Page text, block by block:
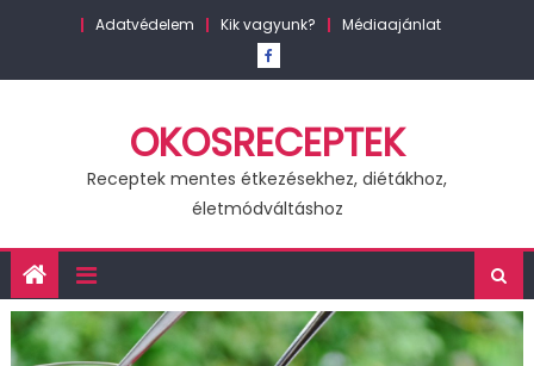
Adatvédelem Kik vagyunk? Médiaajánlat
OKOSRECEPTEK
Receptek mentes étkezésekhez, diétákhoz,
életmódváltáshoz